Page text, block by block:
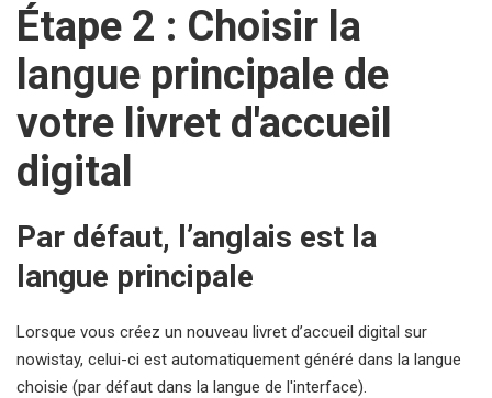
Étape 2 : Choisir la
langue principale de
votre livret d'accueil
digital
Par défaut, l’anglais est la
langue principale
Lorsque vous créez un nouveau livret d’accueil digital sur
nowistay, celui-ci est automatiquement généré dans la langue
choisie (par défaut dans la langue de l'interface).